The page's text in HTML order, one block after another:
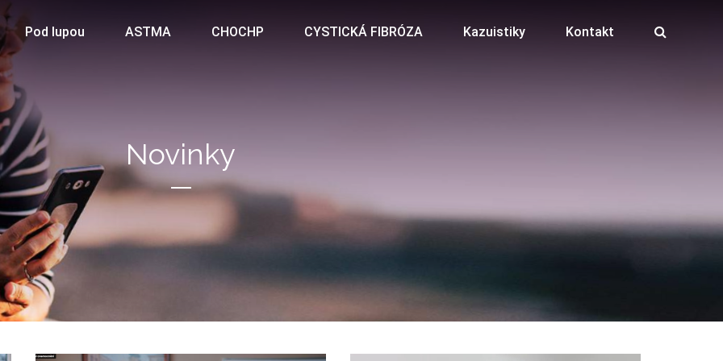
Pod lupou ASTMA CHOCHP CYSTICKÁ FIBRÓZA Kazuistiky Kontakt
Novinky